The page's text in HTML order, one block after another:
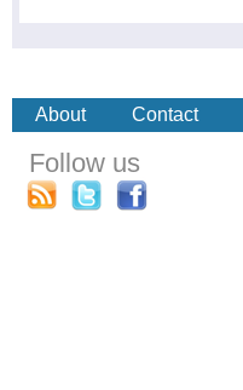
About Contact
Follow us